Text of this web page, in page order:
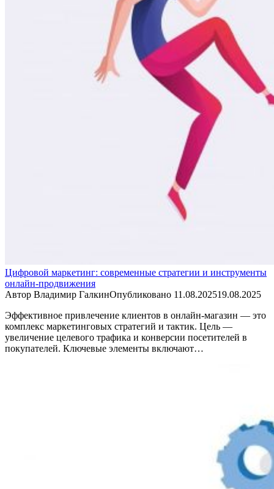
Цифровой маркетинг: современные стратегии и инструменты
онлайн-продвижения
Автор Владимир ГалкинОпубликовано 11.08.202519.08.2025
Эффективное привлечение клиентов в онлайн-магазин — это
комплекс маркетинговых стратегий и тактик. Цель —
увеличение целевого трафика и конверсии посетителей в
покупателей. Ключевые элементы включают…